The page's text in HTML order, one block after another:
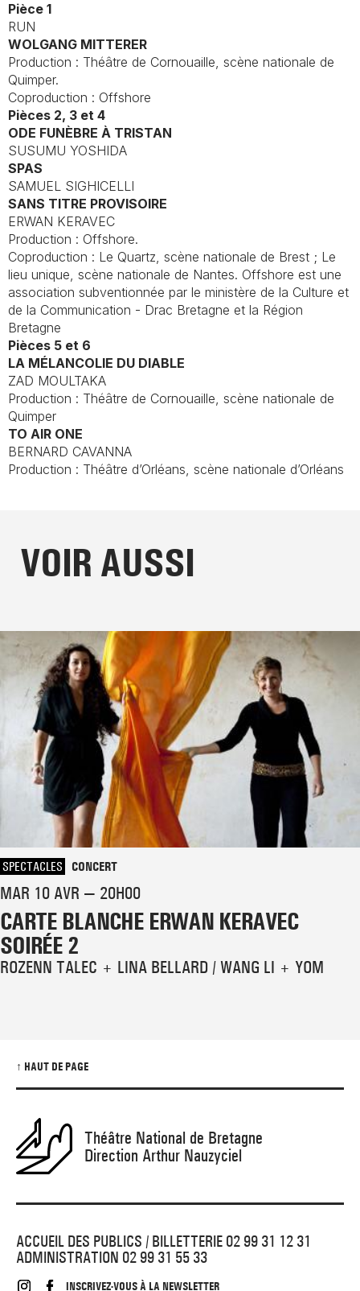
Pièce 1
RUN
WOLGANG MITTERER
Production : Théâtre de Cornouaille, scène nationale de
Quimper.
Coproduction : Offshore
Pièces 2, 3 et 4
ODE FUNÈBRE À TRISTAN
SUSUMU YOSHIDA
SPAS
SAMUEL SIGHICELLI
SANS TITRE PROVISOIRE
ERWAN KERAVEC
Production : Offshore.
Coproduction : Le Quartz, scène nationale de Brest ; Le
lieu unique, scène nationale de Nantes. Offshore est une
association subventionnée par le ministère de la Culture et
de la Communication - Drac Bretagne et la Région
Bretagne
Pièces 5 et 6
LA MÉLANCOLIE DU DIABLE
ZAD MOULTAKA
Production : Théâtre de Cornouaille, scène nationale de
Quimper
TO AIR ONE
BERNARD CAVANNA
Production : Théâtre d’Orléans, scène nationale d’Orléans
VOIR AUSSI
SPECTACLES CONCERT
MAR 10 AVR — 20H00
CARTE BLANCHE ERWAN KERAVEC
SOIRÉE 2
ROZENN TALEC + LINA BELLARD / WANG LI + YOM
↑ HAUT DE PAGE
Théâtre National de Bretagne
Direction Arthur Nauzyciel
ACCUEIL DES PUBLICS / BILLETTERIE 02 99 31 12 31
ADMINISTRATION 02 99 31 55 33
INSCRIVEZ-VOUS À LA NEWSLETTER